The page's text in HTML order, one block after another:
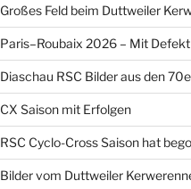
Großes Feld beim Duttweiler
Paris–Roubaix 2026 – Mit
Diaschau RSC Bilder aus den
CX Saison mit Erfolgen
RSC Cyclo-Cross Saison hat
Bilder vom Duttweiler